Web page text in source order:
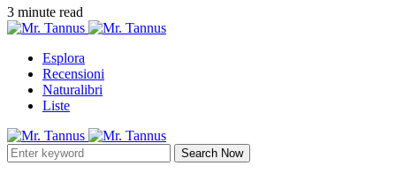
3 minute read
Esplora
Recensioni
Naturalibri
Liste
Search Now